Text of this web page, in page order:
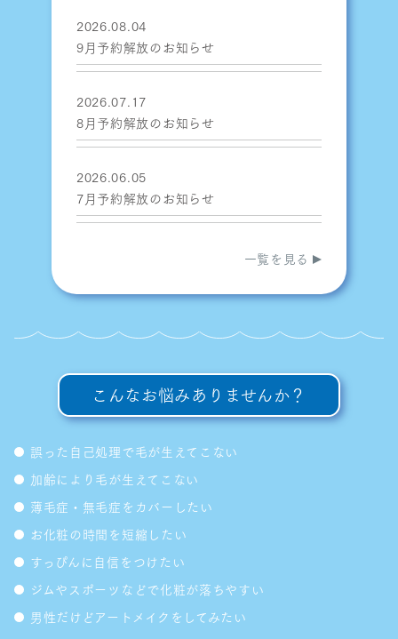
2026.08.04
9月予約解放のお知らせ
2026.07.17
8月予約解放のお知らせ
2026.06.05
7月予約解放のお知らせ
一覧を見る
こんなお悩みありませんか？
誤った自己処理で毛が生えてこない
加齢により毛が生えてこない
薄毛症・無毛症をカバーしたい
お化粧の時間を短縮したい
すっぴんに自信をつけたい
ジムやスポーツなどで化粧が落ちやすい
男性だけどアートメイクをしてみたい